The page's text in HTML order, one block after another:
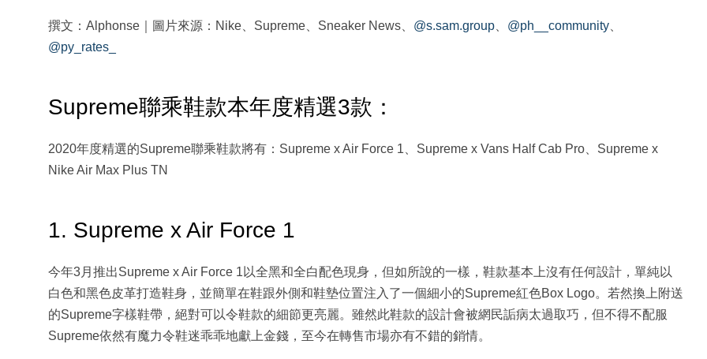
撰文：Alphonse｜圖片來源：Nike、Supreme、Sneaker News、 @s.sam.group @ph__community
@py_rates_
Supreme聯乘鞋款本年度精選3款：
2020年度精選的Supreme聯乘鞋款將有：Supreme x Air Force 1、Supreme x Vans Half Cab Pro、Supreme x
Nike Air Max Plus TN
1. Supreme x Air Force 1
今年3月推出Supreme x Air Force 1以全黑和全白配色現身，但如所說的一樣，鞋款基本上沒有任何設計，單純以
白色和黑色皮革打造鞋身，並簡單在鞋跟外側和鞋墊位置注入了一個細小的Supreme紅色Box Logo。若然換上附送
的Supreme字樣鞋帶，絕對可以令鞋款的細節更亮麗。雖然此鞋款的設計會被網民詬病太過取巧，但不得不配服
Supreme依然有魔力令鞋迷乖乖地獻上金錢，至今在轉售市場亦有不錯的銷情。